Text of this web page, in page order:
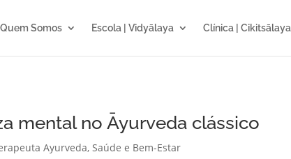
Quem Somos Escola | Vidyālaya Clínica | Cikitsālaya
mental no Āyurveda clássico
Ayurveda,Saúde e Bem-Estar